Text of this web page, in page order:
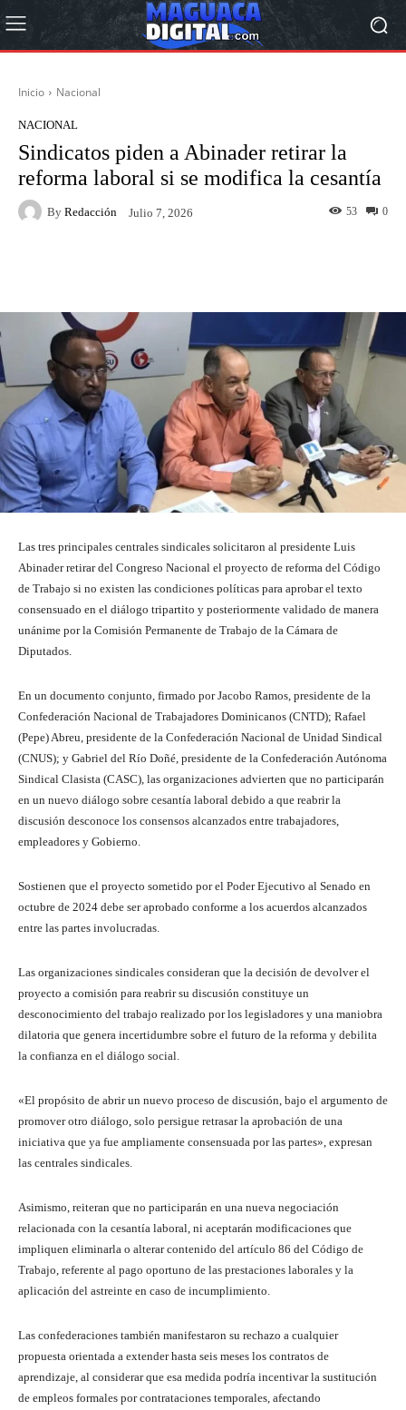
Inicio Nacional
NACIONAL
Sindicatos piden a Abinader retirar la
reforma laboral si se modifica la cesantía
By Redacción Julio 7, 2026 0
53
Las tres principales centrales sindicales solicitaron al presidente Luis
Abinader retirar del Congreso Nacional el proyecto de reforma del Código
de Trabajo si no existen las condiciones políticas para aprobar el texto
consensuado en el diálogo tripartito y posteriormente validado de manera
unánime por la Comisión Permanente de Trabajo de la Cámara de
Diputados.
En un documento conjunto, firmado por Jacobo Ramos, presidente de la
Confederación Nacional de Trabajadores Dominicanos (CNTD); Rafael
(Pepe) Abreu, presidente de la Confederación Nacional de Unidad Sindical
(CNUS); y Gabriel del Río Doñé, presidente de la Confederación Autónoma
Sindical Clasista (CASC), las organizaciones advierten que no participarán
en un nuevo diálogo sobre cesantía laboral debido a que reabrir la
discusión desconoce los consensos alcanzados entre trabajadores,
empleadores y Gobierno.
Sostienen que el proyecto sometido por el Poder Ejecutivo al Senado en
octubre de 2024 debe ser aprobado conforme a los acuerdos alcanzados
entre las partes involucradas.
Las organizaciones sindicales consideran que la decisión de devolver el
proyecto a comisión para reabrir su discusión constituye un
desconocimiento del trabajo realizado por los legisladores y una maniobra
dilatoria que genera incertidumbre sobre el futuro de la reforma y debilita
la confianza en el diálogo social.
«El propósito de abrir un nuevo proceso de discusión, bajo el argumento de
promover otro diálogo, solo persigue retrasar la aprobación de una
iniciativa que ya fue ampliamente consensuada por las partes», expresan
las centrales sindicales.
Asimismo, reiteran que no participarán en una nueva negociación
relacionada con la cesantía laboral, ni aceptarán modificaciones que
impliquen eliminarla o alterar contenido del artículo 86 del Código de
Trabajo, referente al pago oportuno de las prestaciones laborales y la
aplicación del astreinte en caso de incumplimiento.
Las confederaciones también manifestaron su rechazo a cualquier
propuesta orientada a extender hasta seis meses los contratos de
aprendizaje, al considerar que esa medida podría incentivar la sustitución
de empleos formales por contrataciones temporales, afectando